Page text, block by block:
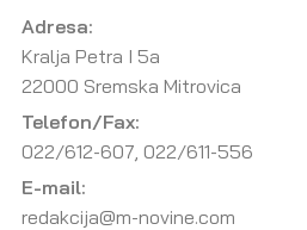
Adresa:
Kralja Petra I 5a
22000 Sremska Mitrovica
Telefon/Fax:
022/612-607, 022/611-556
E-mail:
redakcija@m-novine.com